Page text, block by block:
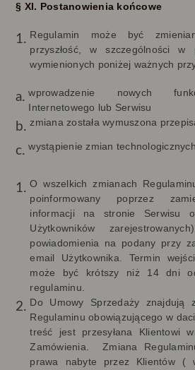
§ XI. Postanowienia końcowe
Regulamin może być
przyszłość, w szczególności w
wymienionych poniżej ważnych
wprowadzenie nowych
Internetowego lub Serwisu
zmiana została wymuszona
wystąpienie zmian technologicznych
O wszelkich zmianach
poinformowany poprzez
informacji na stronie Serwisu
Użytkowników
powiadomienia na podany przy
email Użytkownika. Termin
może być krótszy niż 14 dni
regulaminu.
Do Umowy Sprzedaży znajdują
Regulaminu obowiązującego w
treść jest przesyłana Klientowi
Zamówienia. Zmiana
prawa nabyte przez Klientów (